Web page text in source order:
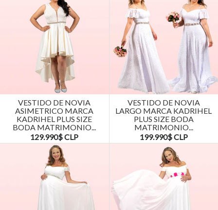
VESTIDO DE NOVIA
ASIMETRICO MARCA
KADRIHEL PLUS SIZE
BODA MATRIMONIO...
129.990$ CLP
VESTIDO DE NOVIA
LARGO MARCA KADRIHEL
PLUS SIZE BODA
MATRIMONIO...
199.990$ CLP